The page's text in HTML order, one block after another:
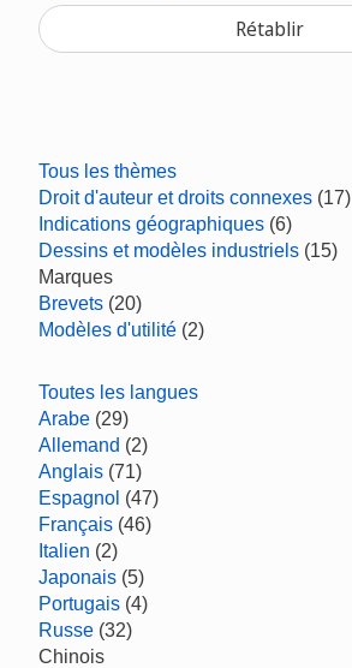
Rétablir
Tous les thèmes
Droit d'auteur et droits connexes (17)
Indications géographiques (6)
Dessins et modèles industriels (15)
Marques
Brevets (20)
Modèles d'utilité (2)
Toutes les langues
Arabe (29)
Allemand (2)
Anglais (71)
Espagnol (47)
Français (46)
Italien (2)
Japonais (5)
Portugais (4)
Russe (32)
Chinois